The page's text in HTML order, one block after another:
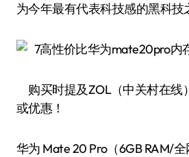
为今年最有代表科技感的黑科技
购买时提及ZOL（中关村在线
或优惠！
华为 Mate 20 Pro（6GB RAM/全